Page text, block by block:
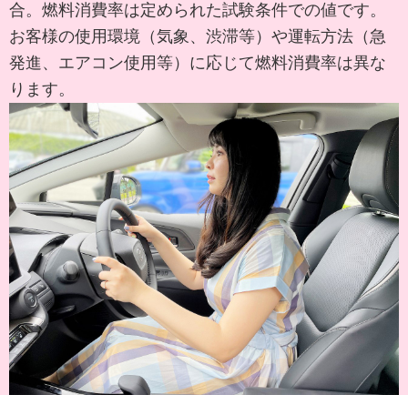
合。燃料消費率は定められた試験条件での値です。
お客様の使用環境（気象、渋滞等）や運転方法（急
発進、エアコン使用等）に応じて燃料消費率は異な
ります。